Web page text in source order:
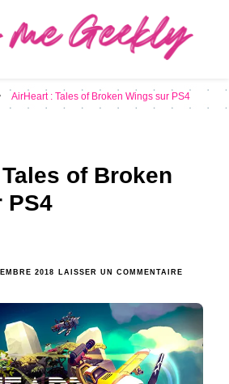
AirHeart : Tales of Broken Wings sur PS4
of Broken
PS4
2018 LAISSER UN COMMENTAIRE
TALES
BROKEN
WINGS